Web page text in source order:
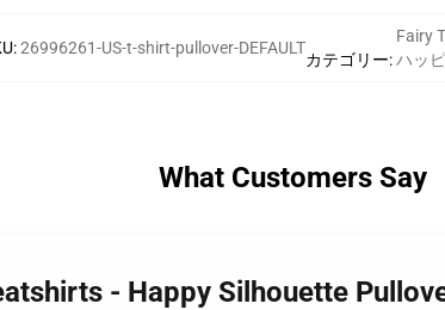
:26996261-US-t-shirt-pullover-DEFAULT
カテゴリー:
Fairy
ハッ
What Customers Say
- Happy Silhouette